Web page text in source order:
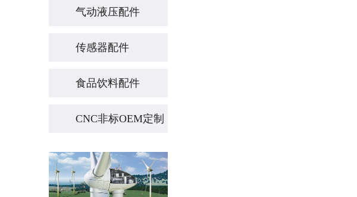
气动液压配件
传感器配件
食品饮料配件
CNC非标OEM定制